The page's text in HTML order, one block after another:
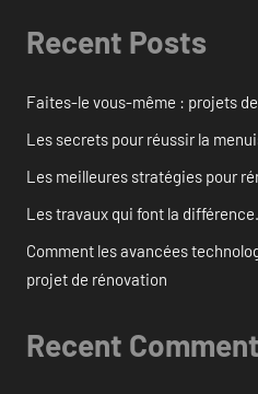
Recent Posts
Faites-le vous-même : projets
Les secrets pour réussir la
Les meilleures stratégies pour
Les travaux qui font la différence.
Comment les avancées
projet de rénovation
Recent